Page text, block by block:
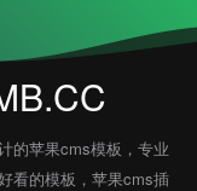
的苹果cms模板，专业
看的模板，苹果cms插